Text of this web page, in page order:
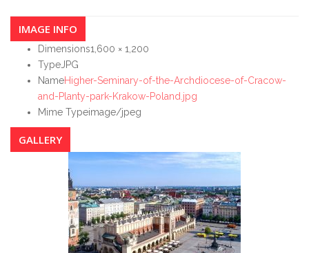
IMAGE INFO
Dimensions1,600 × 1,200
Type JPG
NameHigher-Seminary-of-the-Archdiocese-of-Cracow-
and-Planty-park-Krakow-Poland.jpg
Mime Typeimage/jpeg
GALLERY